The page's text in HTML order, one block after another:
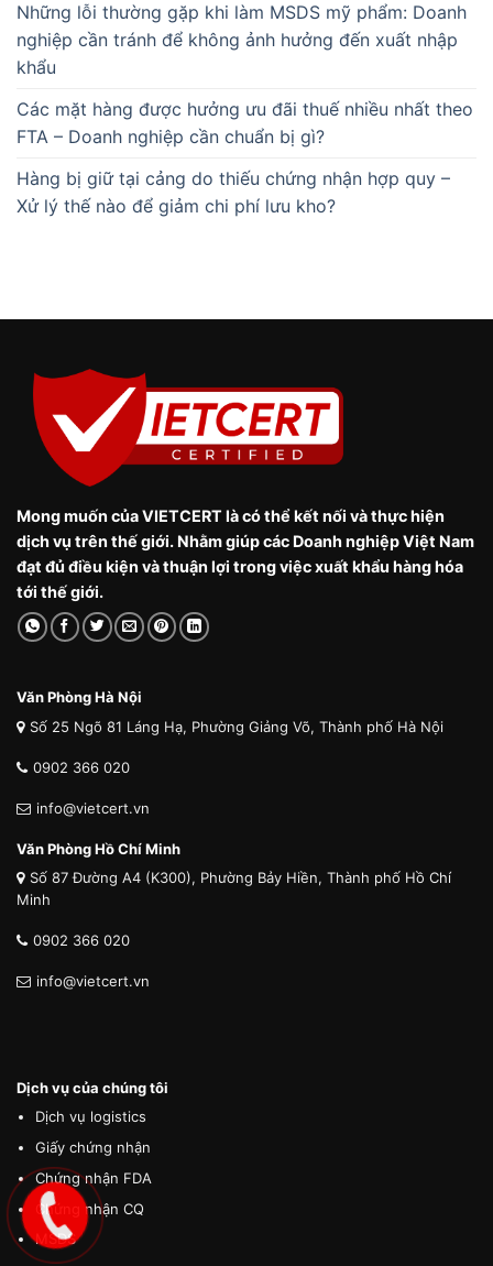
Những lỗi thường gặp khi làm MSDS mỹ phẩm: Doanh
nghiệp cần tránh để không ảnh hưởng đến xuất nhập
khẩu
Các mặt hàng được hưởng ưu đãi thuế nhiều nhất theo
FTA – Doanh nghiệp cần chuẩn bị gì?
Hàng bị giữ tại cảng do thiếu chứng nhận hợp quy –
Xử lý thế nào để giảm chi phí lưu kho?
Mong muốn của VIETCERT là có thể kết nối và thực hiện
dịch vụ trên thế giới. Nhằm giúp các Doanh nghiệp Việt Nam
đạt đủ điều kiện và thuận lợi trong việc xuất khẩu hàng hóa
tới thế giới.
Văn Phòng Hà Nội
Số 25 Ngõ 81 Láng Hạ, Phường Giảng Võ, Thành phố Hà Nội
0902 366 020
info@vietcert.vn
Văn Phòng Hồ Chí Minh
Số 87 Đường A4 (K300), Phường Bảy Hiền, Thành phố Hồ Chí
Minh
0902 366 020
info@vietcert.vn
Dịch vụ của chúng tôi
Dịch vụ logistics
Giấy chứng nhận
Chứng nhận FDA
Chứng nhận CQ
MSDS